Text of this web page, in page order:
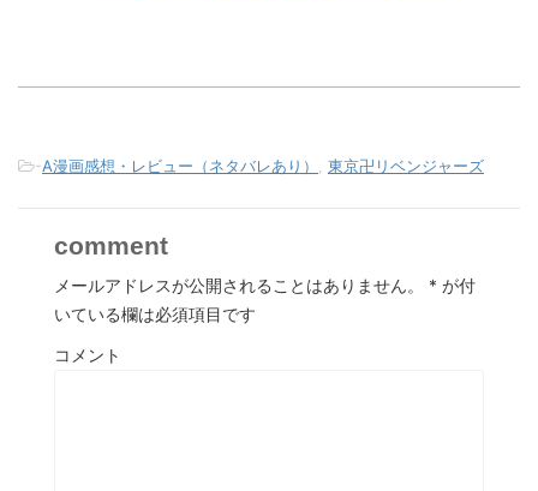
-A漫画感想・レビュー（ネタバレあり） , 東京卍リベンジャーズ
comment
メールアドレスが公開されることはありません。 * が付
いている欄は必須項目です
コメント